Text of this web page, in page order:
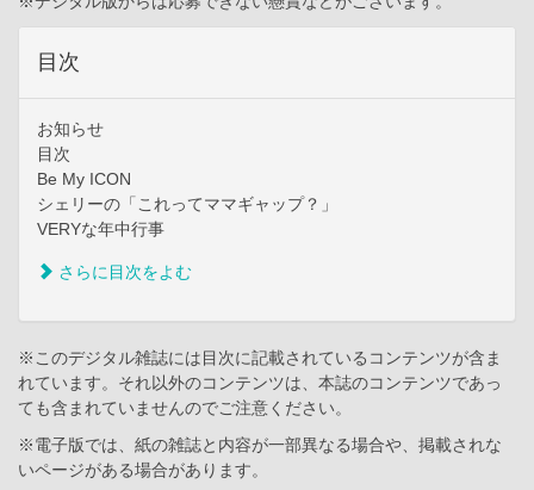
目次
お知らせ
目次
Be My ICON
シェリーの「これってママギャップ？」
VERYな年中行事
さらに目次をよむ
※このデジタル雑誌には目次に記載されているコンテンツが含ま
れています。それ以外のコンテンツは、本誌のコンテンツであっ
ても含まれていませんのでご注意ください。
※電子版では、紙の雑誌と内容が一部異なる場合や、掲載されな
いページがある場合があります。